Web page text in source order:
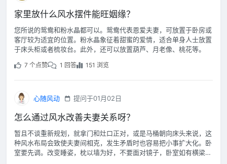
家里放什么风水摆件能旺姻缘？
您所说的鸳鸯和粉水晶都可以。鸳鸯代表恩爱夫妻，可放置于卧房或
客厅较为适宜的位置。粉水晶象征着甜蜜的爱情，适合单身人士放置
于床头柜或者梳妆台。此外，还可以放置葫芦、月老像、桃花等。
7 个点赞 1 回答 151 浏览
心随风动 提问于01月02日
怎么通过风水改善夫妻关系呀？
暂且不谈重新规划，就拿门和灶口正对，或是马桶朝向床头来说，这
种风水布局会致使夫妻间相克，发生矛盾时也容易把小事扩大化。卧
室要先调。改变睡姿，枕以墙为好，不要面对镜子，卧室如有横梁压